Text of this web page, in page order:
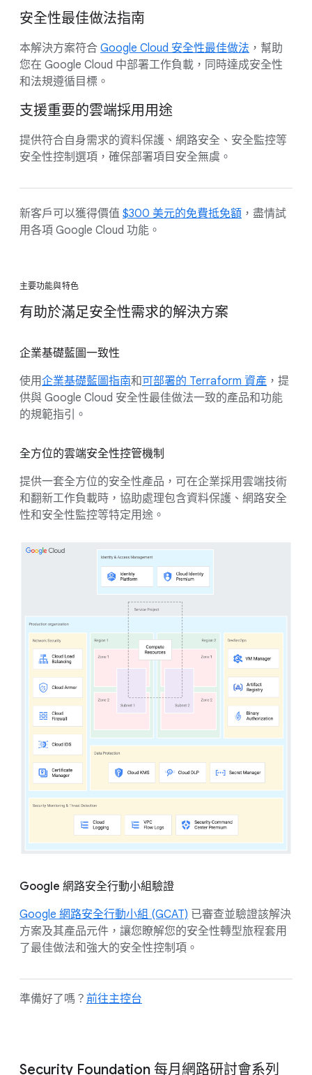
安全性最佳做法指南
本解決方案符合 Google Cloud 安全性最佳做法 ，幫助
您在 Google Cloud 中部署工作負載，同時達成安全性
和法規遵循目標。
支援重要的雲端採用用途
提供符合自身需求的資料保護、網路安全、安全監控等
安全性控制選項，確保部署項目安全無虞。
新客戶可以獲得價值 $300 美元的免費抵免額 ，盡情試
用各項 Google Cloud 功能。
主要功能與特色
有助於滿足安全性需求的解決方案
企業基礎藍圖一致性
使用企業基礎藍圖指南和可部署的 Terraform 資產 ，提
供與 Google Cloud 安全性最佳做法一致的產品和功能
的規範指引。
全方位的雲端安全性控管機制
提供一套全方位的安全性產品，可在企業採用雲端技術
和翻新工作負載時，協助處理包含資料保護、網路安全
性和安全性監控等特定用途。
Google 網路安全行動小組驗證
Google 網路安全行動小組 (GCAT) 已審查並驗證該解決
方案及其產品元件，讓您瞭解您的安全性轉型旅程套用
了最佳做法和強大的安全性控制項。
準備好了嗎？ 前往主控台
Security Foundation 每月網路研討會系列